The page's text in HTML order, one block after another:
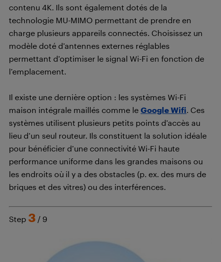
contenu 4K. Ils sont également dotés de la
technologie MU-MIMO permettant de prendre en
charge plusieurs appareils connectés. Choisissez un
modèle doté d’antennes externes réglables
permettant d’optimiser le signal Wi-Fi en fonction de
l’emplacement.
Il existe une dernière option : les systèmes Wi-Fi
maison intégrale maillés comme le Google Wifi. Ces
systèmes utilisent plusieurs petits points d’accès au
lieu d’un seul routeur. Ils constituent la solution idéale
pour bénéficier d’une connectivité Wi-Fi haute
performance uniforme dans les grandes maisons ou
les endroits où il y a des obstacles (p. ex. des murs de
briques et des vitres) ou des interférences.
Step 3 / 9